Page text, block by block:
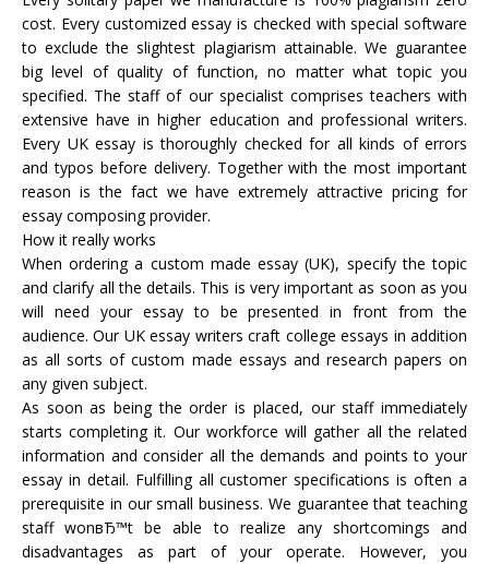
cost. Every customized essay is checked with special software
to exclude the slightest plagiarism attainable. We guarantee
big level of quality of function, no matter what topic you
specified. The staff of our specialist comprises teachers with
extensive have in higher education and professional writers.
Every UK essay is thoroughly checked for all kinds of errors
and typos before delivery. Together with the most important
reason is the fact we have extremely attractive pricing for
essay composing provider.
How it really works
When ordering a custom made essay (UK), specify the topic
and clarify all the details. This is very important as soon as you
will need your essay to be presented in front from the
audience. Our UK essay writers craft college essays in addition
as all sorts of custom made essays and research papers on
any given subject.
As soon as being the order is placed, our staff immediately
starts completing it. Our workforce will gather all the related
information and consider all the demands and points to your
essay in detail. Fulfilling all customer specifications is often a
prerequisite in our small business. We guarantee that teaching
staff wonвЂ™t be able to realize any shortcomings and
disadvantages as part of your operate. However, you